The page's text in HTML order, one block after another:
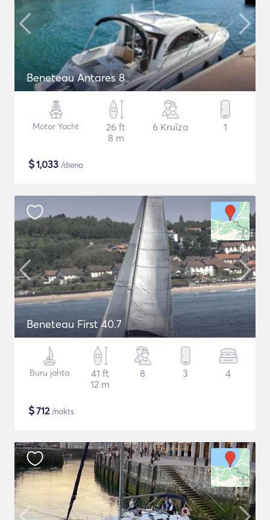
Beneteau Antares 8
Motor Yacht
26 ft
8 m
6 Kruīza 1
$1,033 /diena
Beneteau First 40.7
Buru jahta
41 ft
12 m
8 3 4
$712/nakts